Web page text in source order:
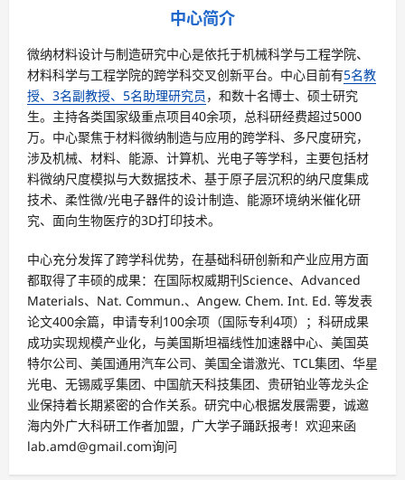
中心简介
微纳材料设计与制造研究中心是依托于机械科学与工程学院、
材料科学与工程学院的跨学科交叉创新平台。中心目前有5名教
授、3名副教授、5名助理研究员 ，和数十名博士、硕士研究
生。主持各类国家级重点项目40余项，总科研经费超过5000
万。中心聚焦于材料微纳制造与应用的跨学科、多尺度研究，
涉及机械、材料、能源、计算机、光电子等学科，主要包括材
料微纳尺度模拟与大数据技术、基于原子层沉积的纳尺度集成
技术、柔性微/光电子器件的设计制造、能源环境纳米催化研
究、面向生物医疗的3D打印技术。
中心充分发挥了跨学科优势，在基础科研创新和产业应用方面
都取得了丰硕的成果：在国际权威期刊Science、Advanced
Materials、Nat. Commun.、Angew. Chem. Int. Ed. 等发表
论文400余篇，申请专利100余项（国际专利4项）；科研成果
成功实现规模产业化，与美国斯坦福线性加速器中心、美国英
特尔公司、美国通用汽车公司、美国全谱激光、TCL集团、华星
光电、无锡威孚集团、中国航天科技集团、贵研铂业等龙头企
业保持着长期紧密的合作关系。研究中心根据发展需要，诚邀
海内外广大科研工作者加盟，广大学子踊跃报考！欢迎来函
lab.amd@gmail.com询问